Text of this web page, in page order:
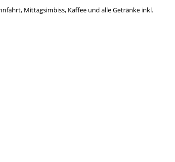
Mittagsimbiss, Kaffee und alle Getränke inkl.